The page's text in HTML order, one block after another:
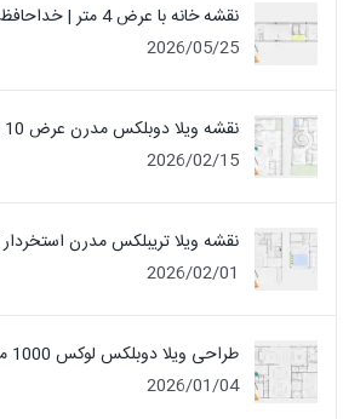
نقشه خانه با عرض 4 متر | خداحافظ خانه‌ اتوبوسی!
2026/05/25
نقشه ویلا دوبلکس مدرن عرض 10 متر | عکس نما + پلان
2026/02/15
نقشه ویلا تریبلکس مدرن
2026/02/01
طراحی ویلا دوبلکس لوکس 1000 متری | نقشه سفارشی
2026/01/04